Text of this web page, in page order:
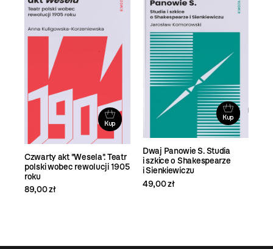
Kup
Czwarty akt "Wesela". Teatr
polski wobec rewolucji 1905
roku
89,00 zł
Kup
Dwaj Panowie S. Studia
i szkice o Shakespearze
i Sienkiewiczu
49,00 zł